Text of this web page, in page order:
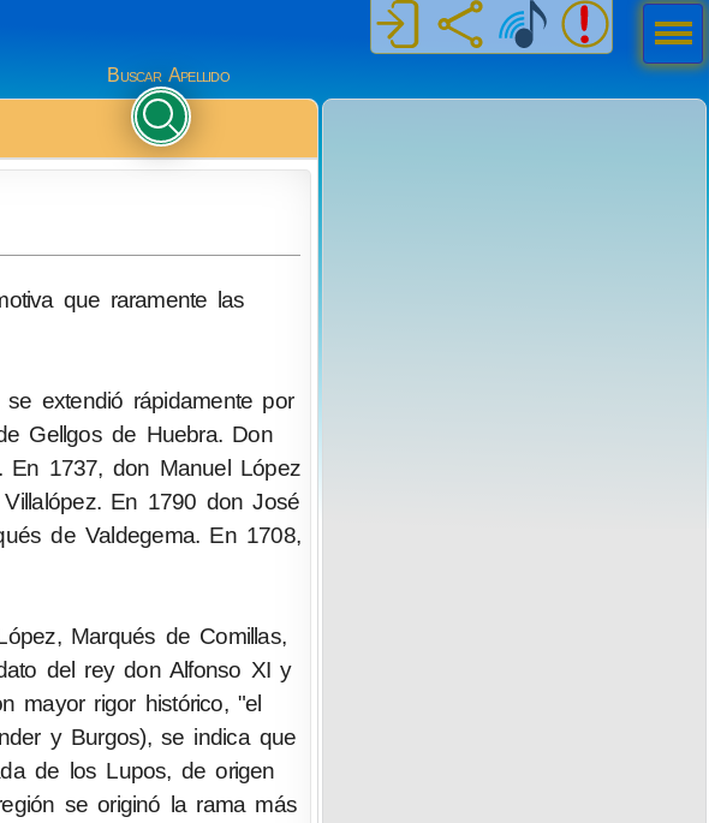
Buscar Apellido
que raramente las
extendió rápidamente por
Gellgos de Huebra. Don
En 1737, don Manuel López
En 1790 don José
de Valdegema. En 1708,
Marqués de Comillas,
del rey don Alfonso XI y
mayor rigor histórico, "el
y Burgos), se indica que
de los Lupos, de origen
se originó la rama más
Men
ú